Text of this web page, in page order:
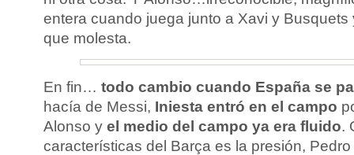
entera cuando juega junto a Xavi y
que molesta.
En fin… todo cambio cuando España se
hacía de Messi, Iniesta entró en el campo
Alonso y el medio del campo ya era fluido.
características del Barça es la presión,